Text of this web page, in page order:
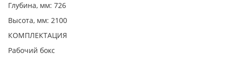
Глубина, мм: 726
Высота, мм: 2100
КОМПЛЕКТАЦИЯ
Рабочий бокс